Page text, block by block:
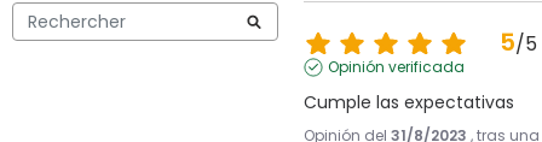
5/5
Opinión verificada
Cumple las expectativas
Opinión del 31/8/2023 , tras una